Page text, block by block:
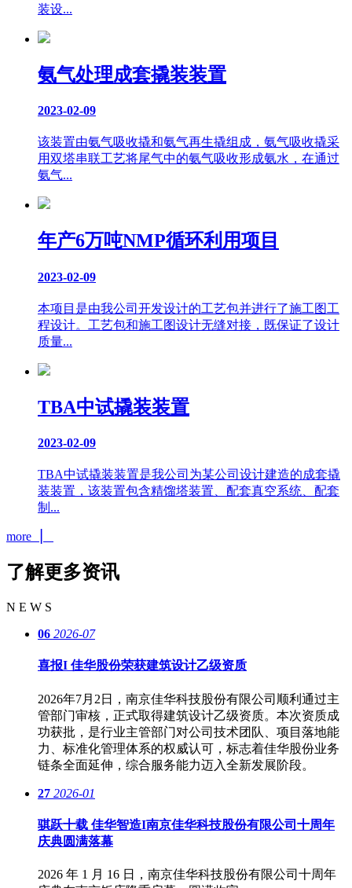
装设...
氨气处理成套撬装装置
2023-02-09
该装置由氨气吸收撬和氨气再生撬组成，氨气吸收撬采
用双塔串联工艺将尾气中的氨气吸收形成氨水，在通过
氨气...
年产6万吨NMP循环利用项目
2023-02-09
本项目是由我公司开发设计的工艺包并进行了施工图工
程设计。工艺包和施工图设计无缝对接，既保证了设计
质量...
TBA中试撬装装置
2023-02-09
TBA中试撬装装置是我公司为某公司设计建造的成套撬
装装置，该装置包含精馏塔装置、配套真空系统、配套
制...
more ▏
了解更多资讯
N E W S
06 2026-07
喜报I 佳华股份荣获建筑设计乙级资质
2026年7月2日，南京佳华科技股份有限公司顺利通过主
管部门审核，正式取得建筑设计乙级资质。本次资质成
功获批，是行业主管部门对公司技术团队、项目落地能
力、标准化管理体系的权威认可，标志着佳华股份业务
链条全面延伸，综合服务能力迈入全新发展阶段。
27 2026-01
骐跃十载 佳华智造I南京佳华科技股份有限公司十周年
庆典圆满落幕
2026 年 1 月 16 日，南京佳华科技股份有限公司十周年